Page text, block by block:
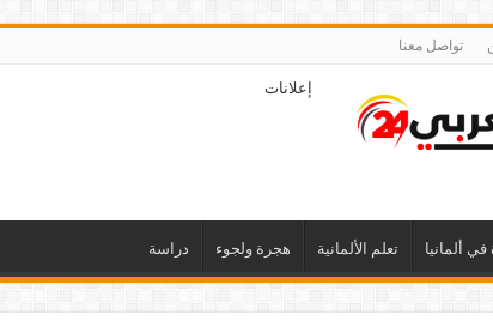
تواصل معنا
إعلانات
في ألمانيا تعلم الألمانية هجرة ولجوء دراسة